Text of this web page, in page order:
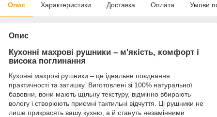
Опис Характеристики Доставка Оплата Умови
Опис
Кухонні махрові рушники – м'якість, комфорт і
висока поглинання
Кухонні махрові рушники – це ідеальне поєднання
практичності та затишку. Виготовлені зі 100% натуральної
бавовни, вони мають щільну текстуру, відмінно вбирають
вологу і створюють приємні тактильні відчуття. Ці рушники не
лише прикрасять вашу кухню, а й стануть незамінними